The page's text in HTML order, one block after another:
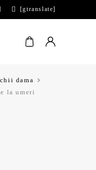
[gtranslate]
dama
la umeri